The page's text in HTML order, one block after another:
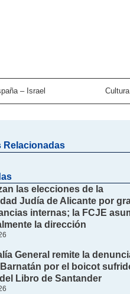
– Israel Cultura
Relacionadas
las elecciones de la
Judía de Alicante por
internas; la FCJE
la dirección
General remite la
por el boicot
del Libro de Santander